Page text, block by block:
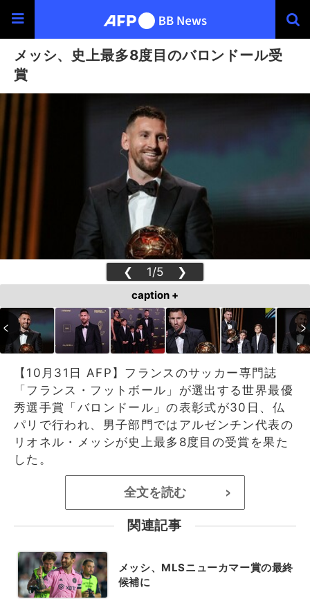
メッシ、史上最多8度目のバロンドール受
賞
❮ 1/5 ❯
caption +
【10月31日 AFP】フランスのサッカー専門誌
「フランス・フットボール」が選出する世界最優
秀選手賞「バロンドール」の表彰式が30日、仏
パリで行われ、男子部門ではアルゼンチン代表の
リオネル・メッシが史上最多8度目の受賞を果た
した。
全文を読む >
関連記事
メッシ、MLSニューカマー賞の最終
候補に